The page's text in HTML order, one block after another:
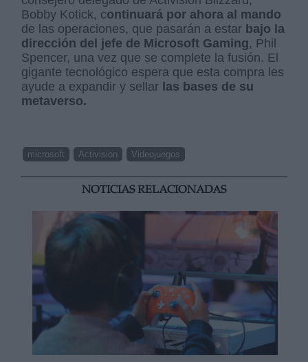
Bobby Kotick, continuará por ahora al mando
de las operaciones, que pasarán a estar bajo la
dirección del jefe de Microsoft Gaming, Phil
Spencer, una vez que se complete la fusión. El
gigante tecnológico espera que esta compra les
ayude a expandir y sellar las bases de su
metaverso.
microsoft Activision Videojuegos
NOTICIAS RELACIONADAS